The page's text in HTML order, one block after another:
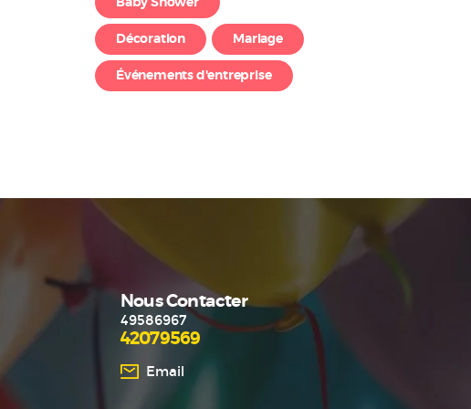
Décoration Mariage
Événements d'entreprise
Nous Contacter
49586967
42079569
Email